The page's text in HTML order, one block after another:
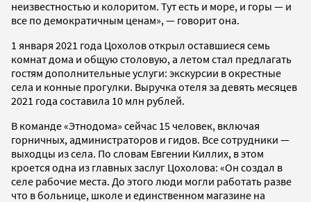
неизвестностью и колоритом. Тут есть и море, и горы — и
все по демократичным ценам», — говорит она.
1 января 2021 года Цохолов открыл оставшиеся семь
комнат дома и общую столовую, а летом стал предлагать
гостям дополнительные услуги: экскурсии в окрестные
села и конные прогулки. Выручка отеля за девять месяцев
2021 года составила 10 млн рублей.
В команде «Этнодома» сейчас 15 человек, включая
горничных, администраторов и гидов. Все сотрудники —
выходцы из села. По словам Евгении Киллих, в этом
кроется одна из главных заслуг Цохолова: «Он создал в
селе рабочие места. До этого люди могли работать разве
что в больнице, школе и единственном магазине на